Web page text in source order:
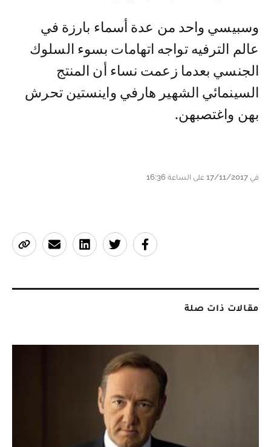
وسبيسي واحد من عدة أسماء بارزة في
عالم الترفيه تواجه اتهامات بسوء السلوك
الجنسي بعدما زعمت نساء أن المنتج
السينمائي الشهير هارفي واينستين تحرش
بهن واغتصبهن.
في 17/11/2017 على الساعة 16:36
مقالات ذات صلة